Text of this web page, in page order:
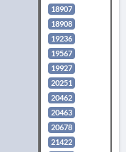
18907
18908
19236
19567
19927
20251
20462
20463
20678
21422